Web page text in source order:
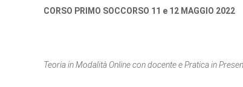
CORSO PRIMO SOCCORSO 11 e 12 MAGGIO 2022
Teoria in Modalità Online con docente e Pratica in